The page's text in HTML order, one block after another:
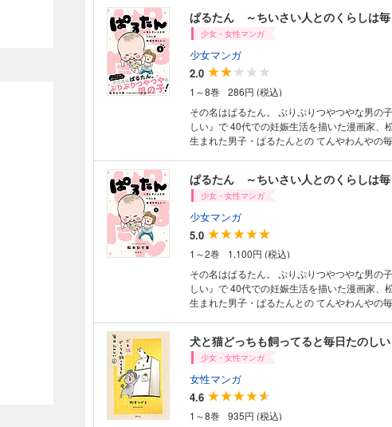
ぱるたん ～ちいさい人とのくらしは
少女・女性マンガ
少女マンガ
2.0
1～8巻
286円 (税込)
その名はぱるたん。 ぷりぷりつやつやな男の子！ 『十月十日も毎日
しい』で 40代での妊娠生活を描いた漫画家、
生まれた男子・ぱるたんとの てんやわんやの毎日が始
ぱるたん ～ちいさい人とのくらしは毎
少女・女性マンガ
少女マンガ
5.0
1～2巻
1,100円 (税込)
その名はぱるたん。 ぷりぷりつやつやな男の子！ 『十月十日も毎日
しい』で 40代での妊娠生活を描いた漫画家、
生まれた男子・ぱるたんとの てんやわんやの毎日が始
犬と猫どっちも飼ってると毎日たのしい
少女・女性マンガ
女性マンガ
4.6
1～8巻
935円 (税込)